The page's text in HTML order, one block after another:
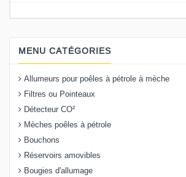
MENU CATÉGORIES
Allumeurs pour poêles à pétrole à mèche
Filtres ou Pointeaux
Détecteur CO²
Mèches poêles à pétrole
Bouchons
Réservoirs amovibles
Bougies d'allumage